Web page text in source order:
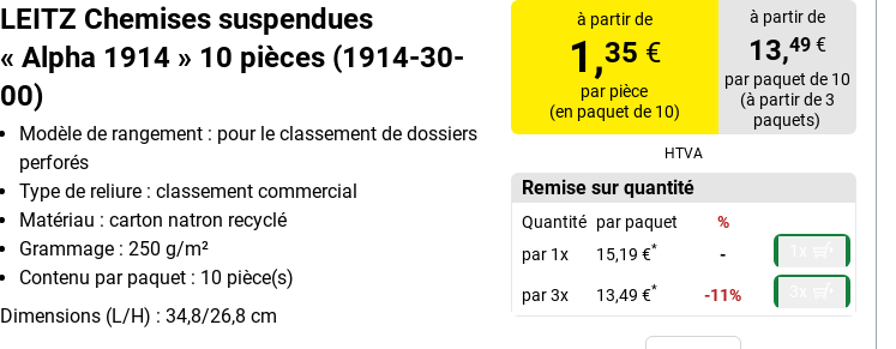
LEITZ Chemises suspendues
« Alpha 1914 » 10 pièces (1914-30-
00)
Modèle de rangement : pour le classement de dossiers
perforés
Type de reliure : classement commercial
Matériau : carton natron recyclé
Grammage : 250 g/m²
Contenu par paquet : 10 pièce(s)
Dimensions (L/H) : 34,8/26,8 cm
à partir de
1,35 €
par pièce
(en paquet de 10)
à partir de
13,49 €
par paquet de 10
(à partir de 3
paquets)
HTVA
Remise sur quantité
Quantité par paquet
%
par 1x
15,19 €* -
par 3x 13,49 €* -11%